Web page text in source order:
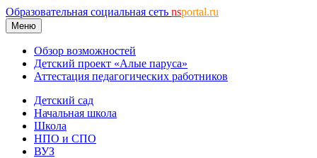
Образовательная социальная сеть nsportal.ru
Меню
Обзор возможностей
Детский проект «Алые паруса»
Аттестация педагогических работников
Детский сад
Начальная школа
Школа
НПО и СПО
ВУЗ